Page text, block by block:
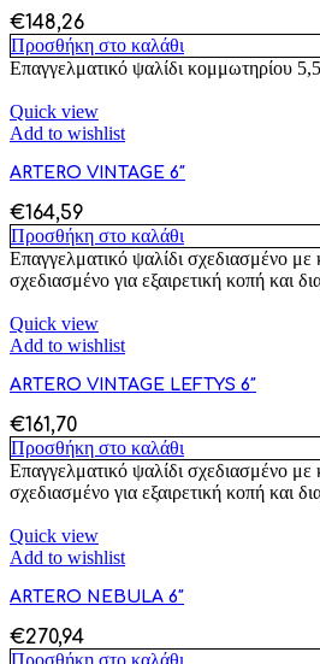
€148,26
Προσθήκη στο καλάθι
Επαγγελματικό ψαλίδι κομμωτηρίου
Quick view
Add to wishlist
ARTERO VINTAGE 6″
€164,59
Προσθήκη στο καλάθι
Επαγγελματικό ψαλίδι σχεδιασμένο
σχεδιασμένο για εξαιρετική κοπή και
Quick view
Add to wishlist
ARTERO VINTAGE LEFTYS 6″
€161,70
Προσθήκη στο καλάθι
Επαγγελματικό ψαλίδι σχεδιασμένο
σχεδιασμένο για εξαιρετική κοπή και
Quick view
Add to wishlist
ARTERO NEBULA 6″
€270,94
Προσθήκη στο καλάθι